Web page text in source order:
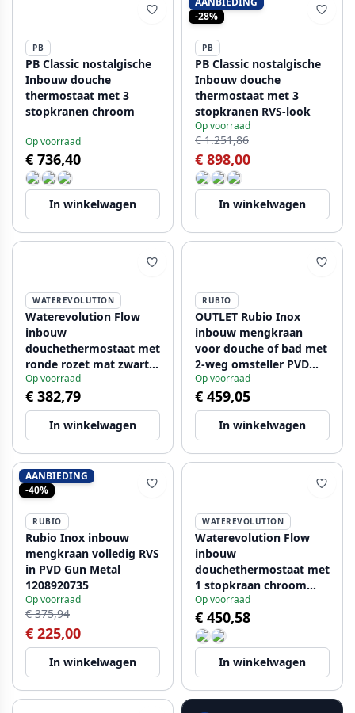
PB
PB Classic nostalgische
Inbouw douche
thermostaat met 3
stopkranen chroom
Op voorraad
€ 736,40
In winkelwagen
-28%
PB
PB Classic nostalgische
Inbouw douche
thermostaat met 3
stopkranen RVS-look
Op voorraad
€ 1.251,86
€ 898,00
In winkelwagen
WATEREVOLUTION
Waterevolution Flow
inbouw
douchethermostaat met
ronde rozet mat zwart
1208778082 T142TBPR
Op voorraad
€ 382,79
In winkelwagen
RUBIO
OUTLET Rubio Inox
inbouw mengkraan
voor douche of bad met
2-weg omsteller PVD
kleur geborsteld goud
1208920713 Laatste
Product
Op voorraad
€ 459,05
In winkelwagen
AANBIEDING
-40%
RUBIO
Rubio Inox inbouw
mengkraan volledig RVS
in PVD Gun Metal
1208920735
Op voorraad
€ 375,94
€ 225,00
In winkelwagen
WATEREVOLUTION
Waterevolution Flow
inbouw
douchethermostaat met
1 stopkraan chroom
1208920980
Op voorraad
€ 450,58
In winkelwagen